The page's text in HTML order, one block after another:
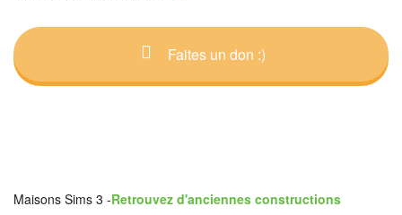
Faites un don :)
Maisons Sims 3 -Retrouvez d'anciennes constructions